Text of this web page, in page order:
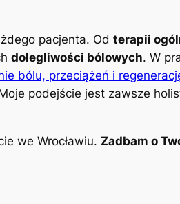
pacjenta. Od terapii
dolegliwości bólowych. W
bólu, przeciążeń i
podejście jest zawsze
we Wrocławiu. Zadbam o